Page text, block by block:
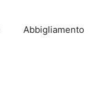
Abbigliamento